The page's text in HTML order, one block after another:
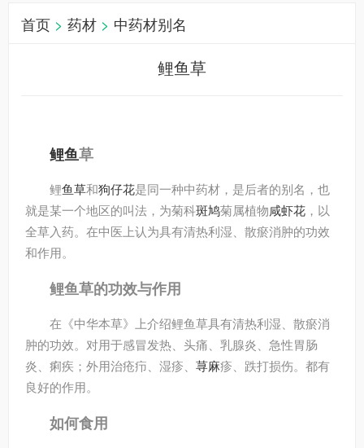
首页 > 药材 > 中药材别名
鲤鱼草
鲤鱼草
鲤鱼草和狗仔花是同一种中药材，是后者的别名，也
就是某一个地区的叫法，为菊科斑鸠菊属植物咸虾花 ，以
全草入药。在中医上认为具有清热利湿、散瘀消肿的功效
和作用。
鲤鱼草的功效与作用
在《中华本草》上介绍鲤鱼草具有清热利湿、散瘀消
肿的功效。对用于感冒发热、头痛、乳腺炎、急性胃肠
炎、痢疾；外用治疮疖、湿疹、 荨麻疹、跌打损伤。都有
良好的作用。
如何食用